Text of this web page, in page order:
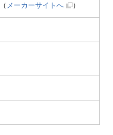
（ メーカーサイトへ ）